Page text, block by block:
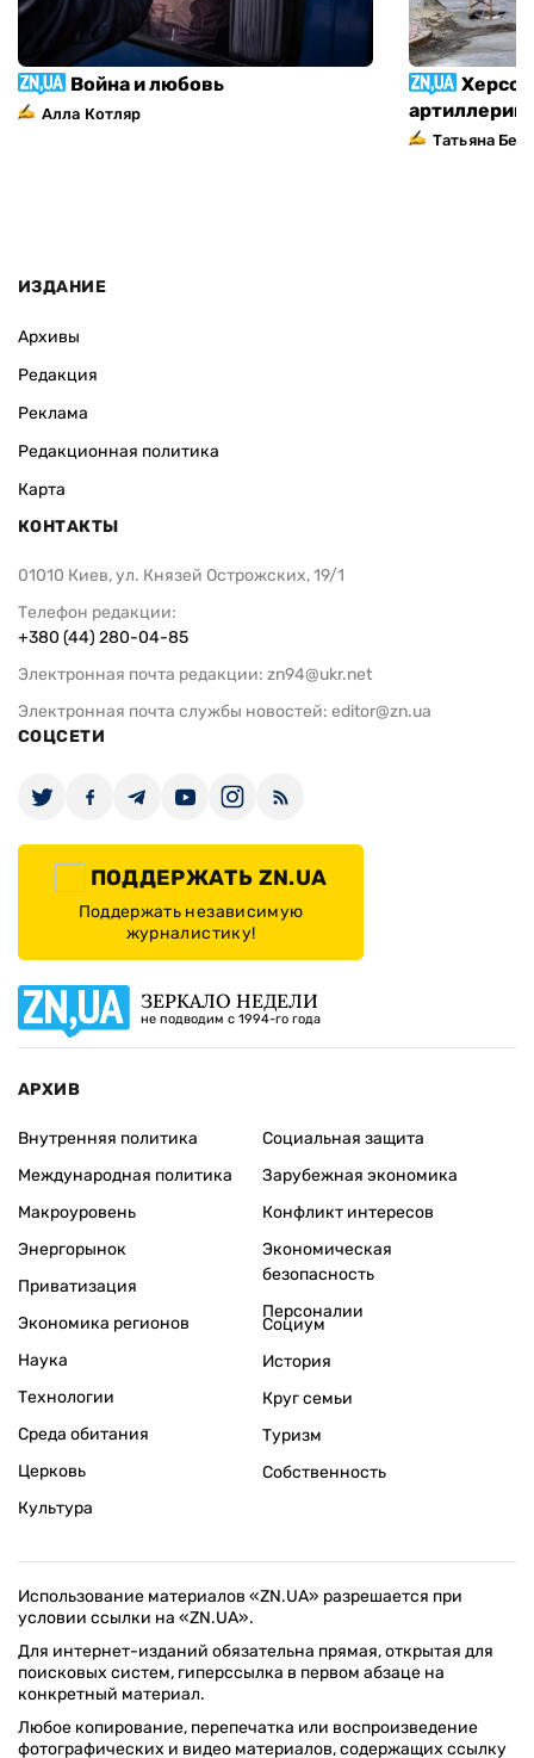
Война и любовь
Алла Котляр
Татьяна
ИЗДАНИЕ
Архивы
Редакция
Реклама
Редакционная политика
Карта
КОНТАКТЫ
01010 Киев, ул. Князей Острожских, 19/1
Телефон редакции:
+380 (44) 280-04-85
Электронная почта редакции: zn94@ukr.net
Электронная почта службы новостей: editor@zn.ua
СОЦСЕТИ
ПОДДЕРЖАТЬ ZN.UA
Поддержать независимую
журналистику!
ЗЕРКАЛО НЕДЕЛИ
не подводим с 1994-го года
АРХИВ
Внутренняя политика
Международная политика
Макроуровень
Энергорынок
Приватизация
Экономика регионов
Социальная защита
Зарубежная экономика
Конфликт интересов
Экономическая
безопасность
Персоналии
Наука
Технологии
Среда обитания
Церковь
Культура
Социум
История
Круг семьи
Туризм
Собственность
Использование материалов «ZN.UA» разрешается при
условии ссылки на «ZN.UA».
Для интернет-изданий обязательна прямая, открытая для
поисковых систем, гиперссылка в первом абзаце на
конкретный материал.
Любое копирование, перепечатка или воспроизведение
фотографических и видео материалов, содержащих ссылку